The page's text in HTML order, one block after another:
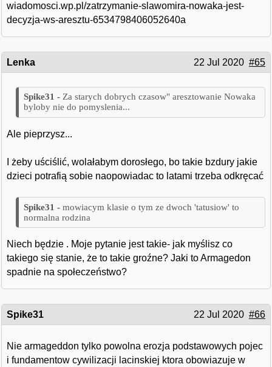
wiadomosci.wp.pl/zatrzymanie-slawomira-nowaka-jest-
decyzja-ws-aresztu-6534798406052640a
Lenka 22 Jul 2020 #65
Za starych dobrych czasow" aresztowanie Nowaka
byloby nie do pomyslenia...
Ale pieprzysz...
I żeby uściślić, wolałabym dorosłego, bo takie bzdury jakie
dzieci potrafią sobie naopowiadac to latami trzeba odkręcać
mowiacym klasie o tym ze dwoch 'tatusiow' to
normalna rodzina
Niech będzie . Moje pytanie jest takie- jak myślisz co
takiego się stanie, że to takie groźne? Jaki to Armagedon
spadnie na społeczeństwo?
Spike31 22 Jul 2020 #66
Nie armageddon tylko powolna erozja podstawowych pojec
i fundamentow cywilizacji lacinskiej ktora obowiazuje w